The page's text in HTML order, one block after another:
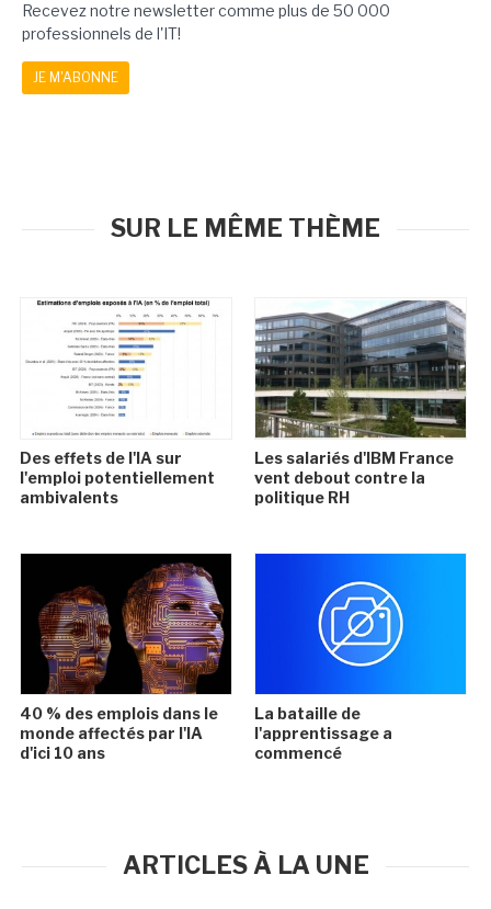
Recevez notre newsletter comme plus de 50 000
professionnels de l'IT!
JE M'ABONNE
SUR LE MÊME THÈME
Des effets de l'IA sur
l'emploi potentiellement
ambivalents
Les salariés d'IBM France
vent debout contre la
politique RH
40 % des emplois dans le
monde affectés par l'IA
d'ici 10 ans
La bataille de
l'apprentissage a
commencé
ARTICLES À LA UNE